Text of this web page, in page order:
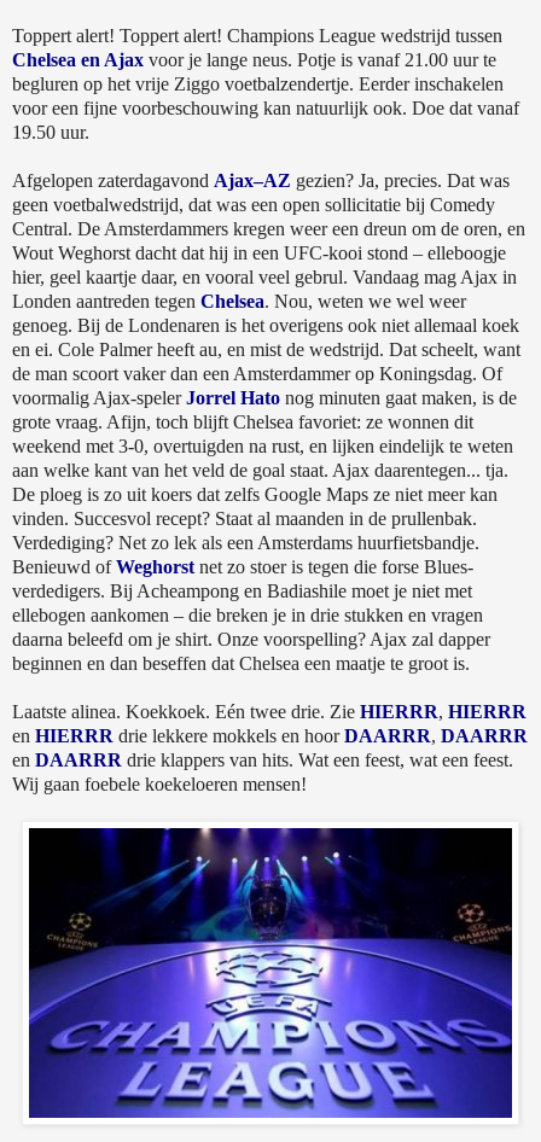
Toppert alert! Toppert alert! Champions League wedstrijd tussen
Chelsea en Ajax voor je lange neus. Potje is vanaf 21.00 uur te
begluren op het vrije Ziggo voetbalzendertje. Eerder inschakelen
voor een fijne voorbeschouwing kan natuurlijk ook. Doe dat vanaf
19.50 uur.
Afgelopen zaterdagavond Ajax–AZ gezien? Ja, precies. Dat was
geen voetbalwedstrijd, dat was een open sollicitatie bij Comedy
Central. De Amsterdammers kregen weer een dreun om de oren, en
Wout Weghorst dacht dat hij in een UFC-kooi stond – elleboogje
hier, geel kaartje daar, en vooral veel gebrul. Vandaag mag Ajax in
Londen aantreden tegen Chelsea. Nou, weten we wel weer
genoeg. Bij de Londenaren is het overigens ook niet allemaal koek
en ei. Cole Palmer heeft au, en mist de wedstrijd. Dat scheelt, want
de man scoort vaker dan een Amsterdammer op Koningsdag. Of
voormalig Ajax-spelerJorrel Hato nog minuten gaat maken, is de
grote vraag. Afijn, toch blijft Chelsea favoriet: ze wonnen dit
weekend met 3-0, overtuigden na rust, en lijken eindelijk te weten
aan welke kant van het veld de goal staat. Ajax daarentegen... tja.
De ploeg is zo uit koers dat zelfs Google Maps ze niet meer kan
vinden. Succesvol recept? Staat al maanden in de prullenbak.
Verdediging? Net zo lek als een Amsterdams huurfietsbandje.
Benieuwd ofWeghorst net zo stoer is tegen die forse Blues-
verdedigers. Bij Acheampong en Badiashile moet je niet met
ellebogen aankomen – die breken je in drie stukken en vragen
daarna beleefd om je shirt. Onze voorspelling? Ajax zal dapper
beginnen en dan beseffen dat Chelsea een maatje te groot is.
Laatste alinea. Koekkoek. Eén twee drie. Zie HIERRR, HIERRR
en HIERRR drie lekkere mokkels en hoorDAARRR, DAARRR
en DAARRR drie klappers van hits. Wat een feest, wat een feest.
Wij gaan foebele koekeloeren mensen!